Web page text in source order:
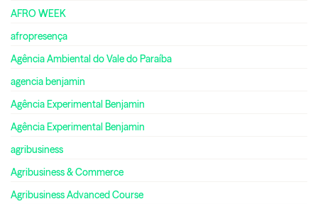
AFRO WEEK
afropresença
Agência Ambiental do Vale do Paraíba
agencia benjamin
Agência Experimental Benjamin
Agência Experimental Benjamin
agribusiness
Agribusiness & Commerce
Agribusiness Advanced Course